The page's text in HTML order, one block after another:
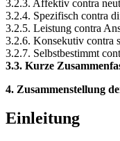
3.2.3. Affektiv contra
3.2.4. Spezifisch contra
3.2.5. Leistung contra
3.2.6. Konsekutiv contra
3.2.7. Selbstbestimmt
3.3. Kurze
4. Zusammenstellung
Einleitung